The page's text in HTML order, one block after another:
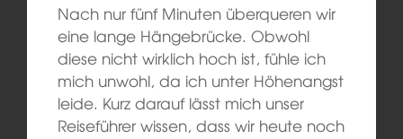
Nach nur fünf Minuten überqueren wir
eine lange Hängebrücke. Obwohl
diese nicht wirklich hoch ist, fühle ich
mich unwohl, da ich unter Höhenangst
leide. Kurz darauf lässt mich unser
Reiseführer wissen, dass wir heute noch